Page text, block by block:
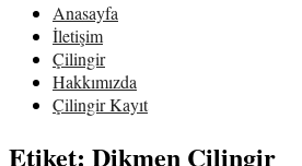
Anasayfa
İletişim
Çilingir
Hakkımızda
Çilingir Kayıt
Etiket: Dikmen Çilingir